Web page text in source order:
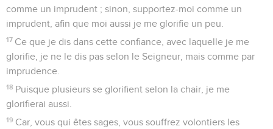
comme un imprudent ; sinon, supportez-moi comme un
imprudent, afin que moi aussi je me glorifie un peu.
17 Ce que je dis dans cette confiance, avec laquelle je me
glorifie, je ne le dis pas selon le Seigneur, mais comme par
imprudence.
18 Puisque plusieurs se glorifient selon la chair, je me
glorifierai aussi.
19 Car, vous qui êtes sages, vous souffrez volontiers les